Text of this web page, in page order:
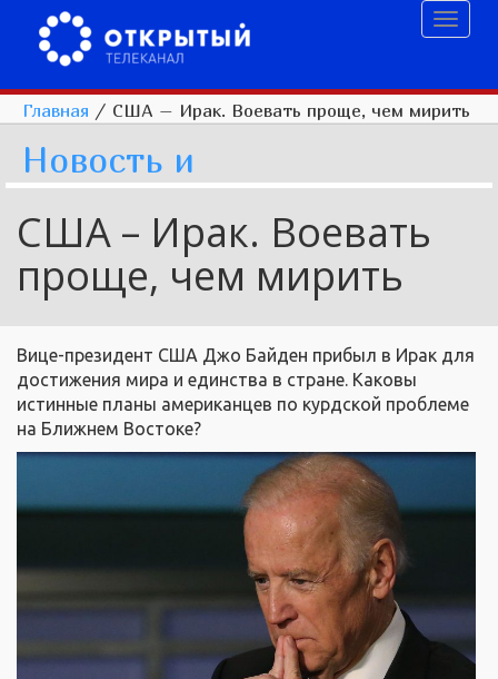
Главная / США – Ирак. Воевать проще, чем мирить
Новость и
США – Ирак. Воевать
проще, чем мирить
Вице-президент США Джо Байден прибыл в Ирак для
достижения мира и единства в стране. Каковы
истинные планы американцев по курдской проблеме
на Ближнем Востоке?